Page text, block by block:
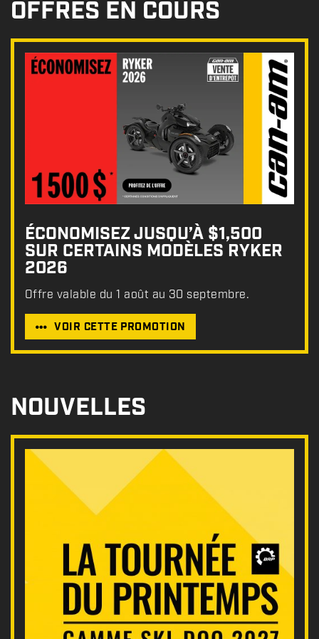
OFFRES EN COURS
ÉCONOMISEZ JUSQU’À $1,500
SUR CERTAINS MODÈLES RYKER
2026
Offre valable du 1 août au 30 septembre.
VOIR CETTE PROMOTION
NOUVELLES